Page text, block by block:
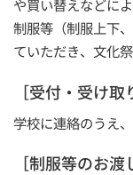
や買い替えなどに
制服等（制服上下
ていただき、文化
［受付・受け取
学校に連絡のうえ
［制服等のお渡